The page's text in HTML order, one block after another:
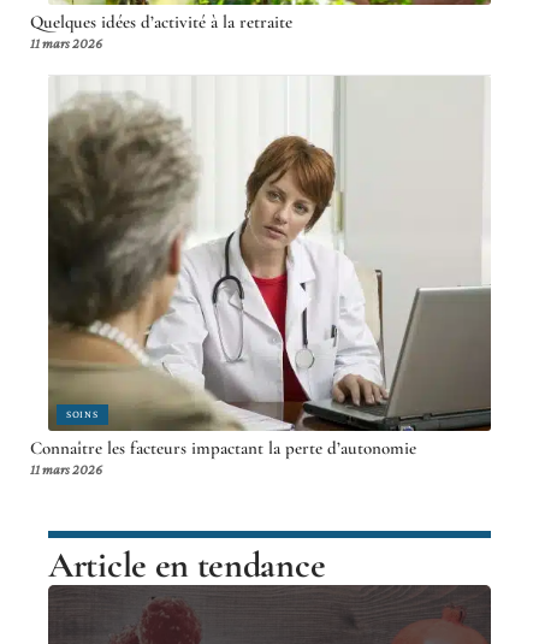
Quelques idées d’activité à la retraite
11 mars 2026
SOINS
Connaître les facteurs impactant la perte d’autonomie
11 mars 2026
Article en tendance